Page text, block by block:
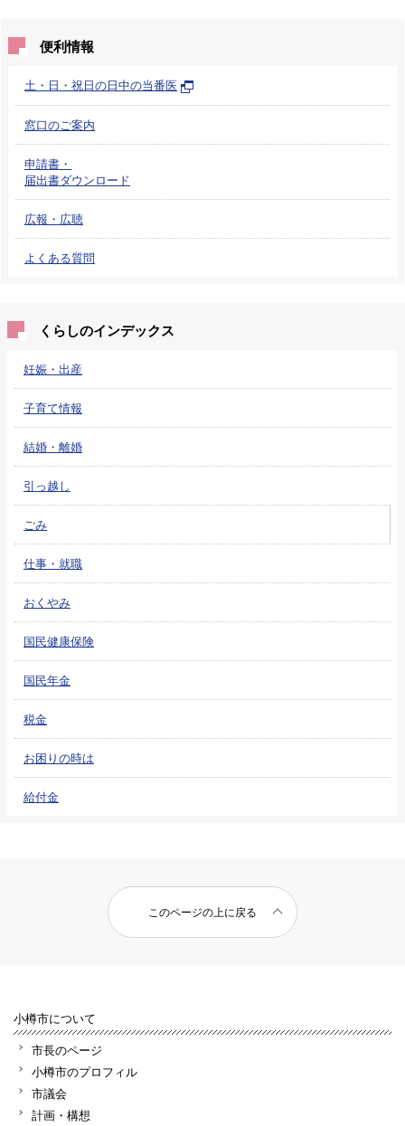
便利情報
土・日・祝日の日中の当番医
窓口のご案内
申請書・
届出書ダウンロード
広報・広聴
よくある質問
くらしのインデックス
妊娠・出産
子育て情報
結婚・離婚
引っ越し
ごみ
仕事・就職
おくやみ
国民健康保険
国民年金
税金
お困りの時は
給付金
このページの上に戻る
小樽市について
市長のページ
小樽市のプロフィル
市議会
計画・構想